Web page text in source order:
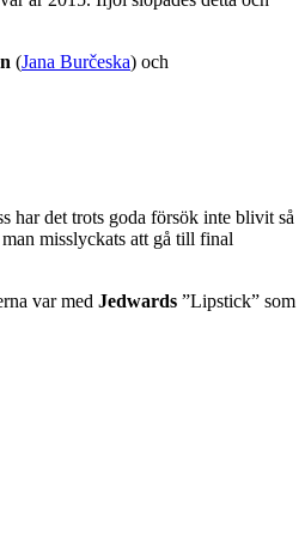
(Jana Burčeska) och
har det trots goda försök inte blivit så
misslyckats att gå till final
var med Jedwards ”Lipstick” som